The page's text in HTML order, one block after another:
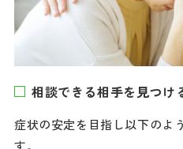
相談できる相手を見つけ
症状の安定を目指し以下のよ
す。